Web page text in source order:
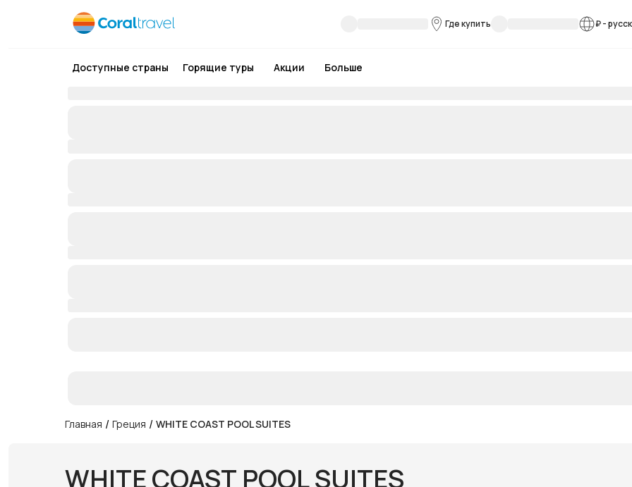
Где купить ₽-
Доступные страны Горящие туры Акции Больше
Главная / Греция / WHITE COAST POOL SUITES
WHITE COAST POOL SUITES